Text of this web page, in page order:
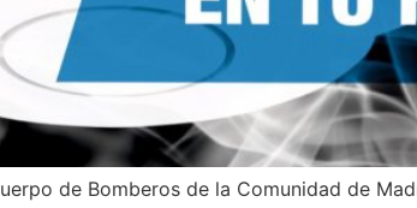
de Bomberos de la Comunidad de